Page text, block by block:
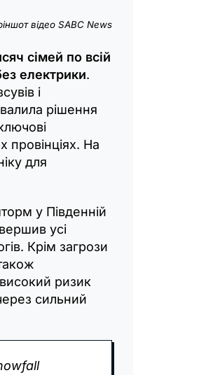
відео SABC News
сімей по всій
електрики.
і
рішення
провінціях. На
для
у Південній
усі
Крім загрози
ризик
сильний